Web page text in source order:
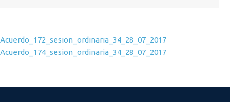
Navegación de entradas
Acuerdo_172_sesion_ordinaria_34_28_07_2017
Acuerdo_174_sesion_ordinaria_34_28_07_2017